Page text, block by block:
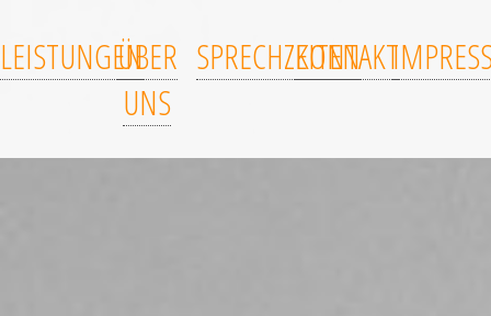
LEISTUNGENÜBER
UNS
SPRECHZEITEN
KONTAKT